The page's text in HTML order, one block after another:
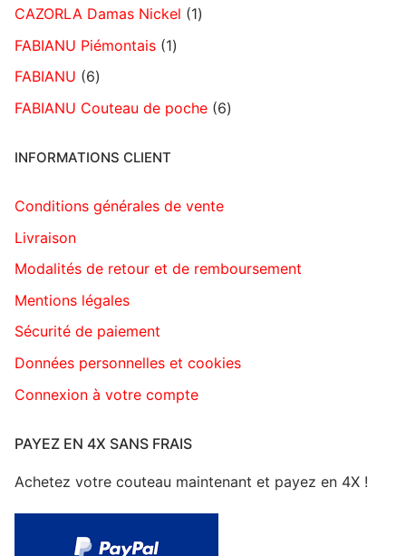
CAZORLA Damas Nickel
1
FABIANU Piémontais 1
FABIANU
6
FABIANU Couteau de poche 6
INFORMATIONS CLIENT
Conditions générales de vente
Livraison
Modalités de retour et de remboursement
Mentions légales
Sécurité de paiement
Données personnelles et cookies
Connexion à votre compte
PAYEZ EN 4X SANS FRAIS
Achetez votre couteau maintenant et payez en 4X !